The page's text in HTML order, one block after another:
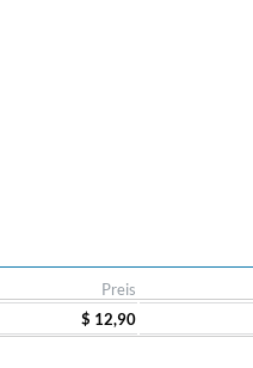
Preis
$ 12,90